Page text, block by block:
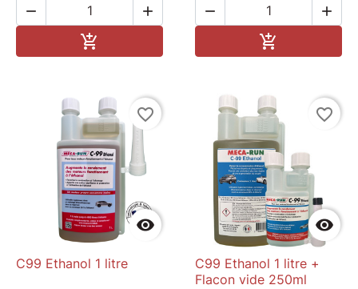
 

 


favorite_border
C99 Ethanol 1 litre

favorite_border
C99 Ethanol 1 litre +
Flacon vide 250ml